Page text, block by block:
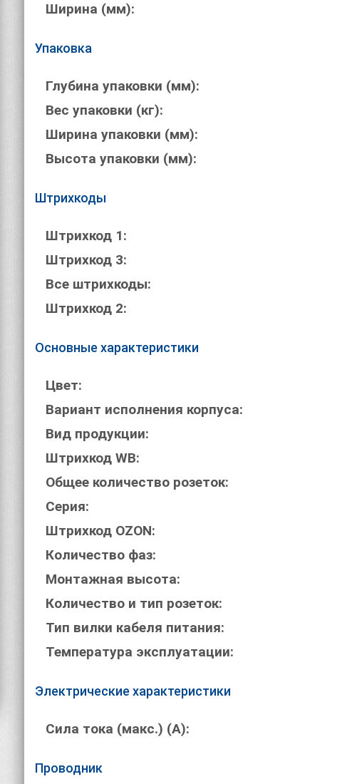
Ширина (мм):
Упаковка
Глубина упаковки (мм):
Вес упаковки (кг):
Ширина упаковки (мм):
Высота упаковки (мм):
Штрихкоды
Штрихкод 1:
Штрихкод 3:
Все штрихкоды:
Штрихкод 2:
Основные характеристики
Цвет:
Вариант исполнения корпуса:
Вид продукции:
Штрихкод WB:
Общее количество розеток:
Серия:
Штрихкод OZON:
Количество фаз:
Монтажная высота:
Количество и тип розеток:
Тип вилки кабеля питания:
Температура эксплуатации:
Электрические характеристики
Сила тока (макс.) (А):
Проводник